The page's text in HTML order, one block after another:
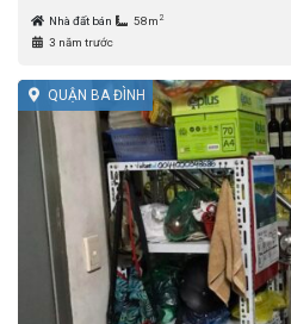
Nhà đất bán 58m 2
3 năm trước
QUẬN BA ĐÌNH